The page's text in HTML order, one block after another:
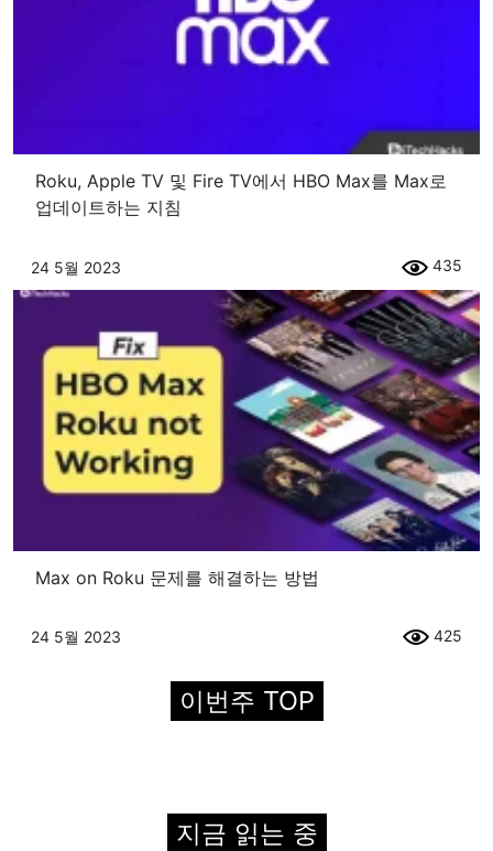
Roku, Apple TV 및 Fire TV에서 HBO Max를 Max로
업데이트하는 지침
24 5월 2023 435
Max on Roku 문제를 해결하는 방법
24 5월 2023 425
이번주 TOP
지금 읽는 중